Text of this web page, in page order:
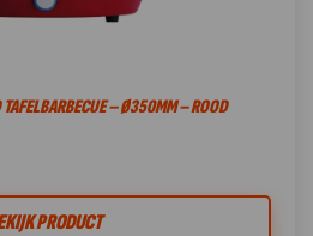
– Ø350MM – ROOD
PRODUCT